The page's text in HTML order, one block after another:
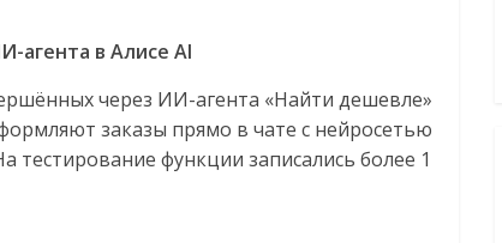
агента в Алисе AI
через ИИ-агента «Найти дешевле»
заказы прямо в чате с нейросетью
функции записались более 1